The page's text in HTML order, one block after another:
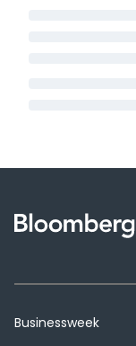
Businessweek